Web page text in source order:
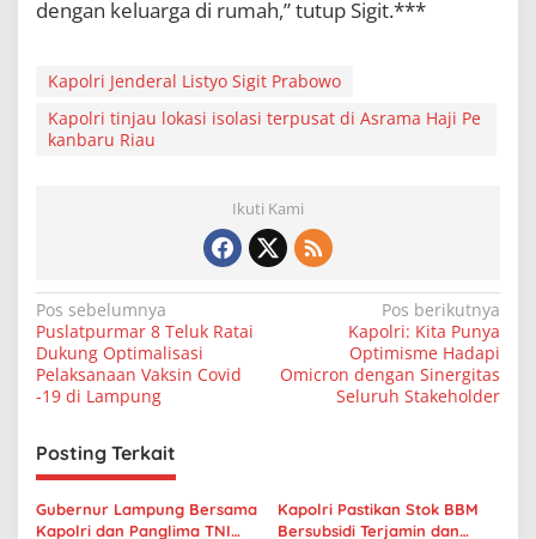
dengan keluarga di rumah,” tutup Sigit.***
Kapolri Jenderal Listyo Sigit Prabowo
Kapolri tinjau lokasi isolasi terpusat di Asrama Haji Pe
kanbaru Riau
Ikuti Kami
N
a
v
g
a
s
Pos sebelumnya
Puslatpurmar 8 Teluk Ratai
Dukung Optimalisasi
Pelaksanaan Vaksin Covid
-19 di Lampung
Pos berikutnya
Kapolri: Kita Punya
Optimisme Hadapi
Omicron dengan Sinergitas
Seluruh Stakeholder
Posting Terkait
Gubernur Lampung Bersama
Kapolri dan Panglima TNI
Kapolri Pastikan Stok BBM
Bersubsidi Terjamin dan